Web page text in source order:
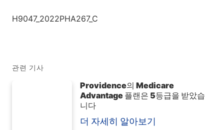
H9047_2022PHA267_C
관련 기사
Providence의 Medicare
Advantage 플랜은 5등급을 받았습
니다
더 자세히 알아보기